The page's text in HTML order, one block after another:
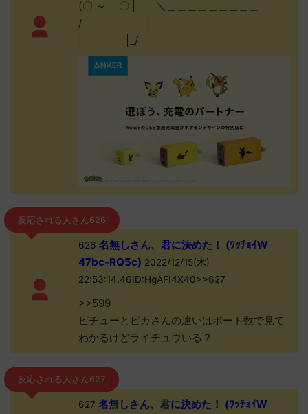
(〇 ～ 〇 | ＼＿＿＿＿＿＿＿＿＿
/ |
| |_/
反応される人さん626
626 名無しさん、君に決めた！ (ﾜｯﾁｮｲW
47bc-RQ5c) 2022/12/15(木)
22:53:14.46ID:HgAFI4X40>>627
>>599
ピチューとピカさんの違いはポート数で見て
わかるけどライチュウいる？
反応される人さん627
627 名無しさん、君に決めた！ (ﾜｯﾁｮｲW